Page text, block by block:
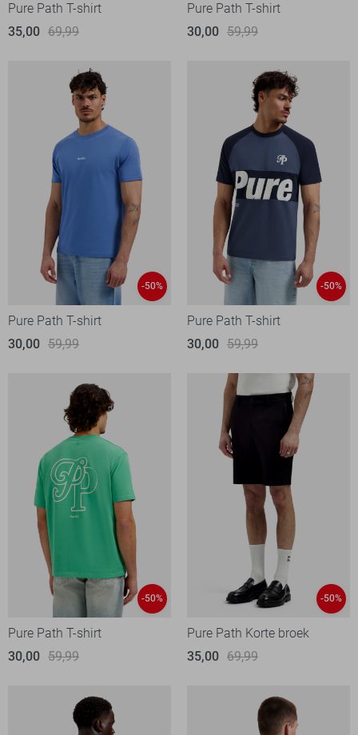
Pure Path T-shirt
35,00 69,99
Pure Path T-shirt
30,00 59,99
-50%
Pure Path T-shirt
30,00 59,99
-50%
Pure Path T-shirt
30,00 59,99
-50%
Pure Path T-shirt
30,00 59,99
-50%
Pure Path Korte broek
35,00 69,99